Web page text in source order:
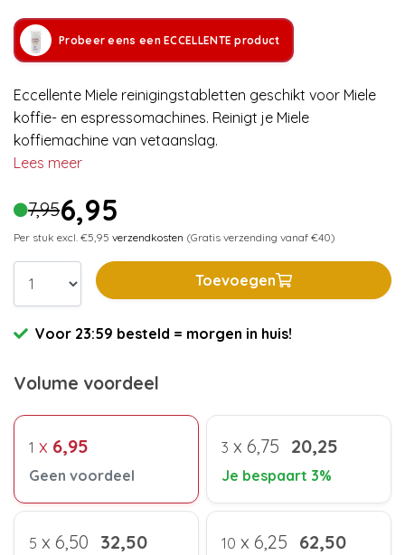
Probeer eens een ECCELLENTE product
Eccellente Miele reinigingstabletten geschikt voor Miele
koffie- en espressomachines. Reinigt je Miele
koffiemachine van vetaanslag.
Lees meer
7,956,95
Per stuk excl. €5,95 verzendkosten (Gratis verzending vanaf €40)
Toevoegen
Voor 23:59 besteld = morgen in huis!
Volume voordeel
1 x 6,95
Geen voordeel
3 x 6,75 20,25
Je bespaart 3%
5 x 6,50 32,50 10 x 6,25 62,50